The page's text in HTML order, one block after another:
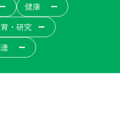
健康
・研究
太町病院
ン病院
老人ホーム
ター
ー
丸太町
小規模保育園
者就労支援事業所
ット]